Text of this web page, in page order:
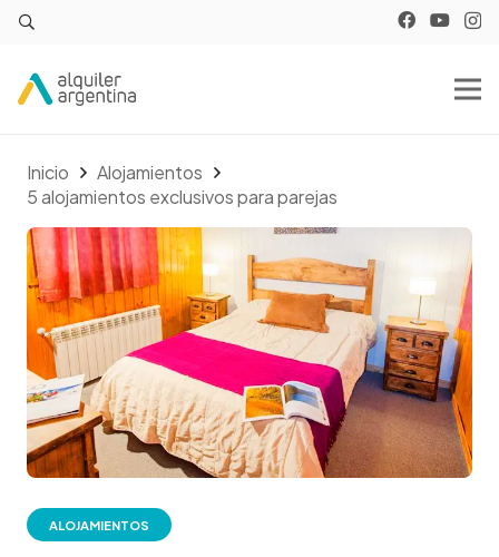
Inicio
Alojamientos
5 alojamientos exclusivos para parejas
ALOJAMIENTOS